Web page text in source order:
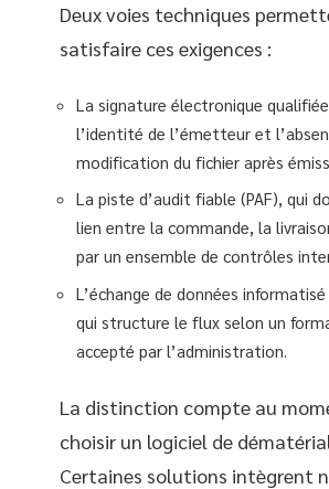
Deux voies techniques
satisfaire ces exigences :
La signature électronique
l’identité de l’émetteur et
modification du fichier après
La piste d’audit fiable (PAF), qui
lien entre la commande, la
par un ensemble de contrôles
L’échange de données informatisé
qui structure le flux selon un
accepté par l’administration.
La distinction compte au
choisir un logiciel de
Certaines solutions intègrent